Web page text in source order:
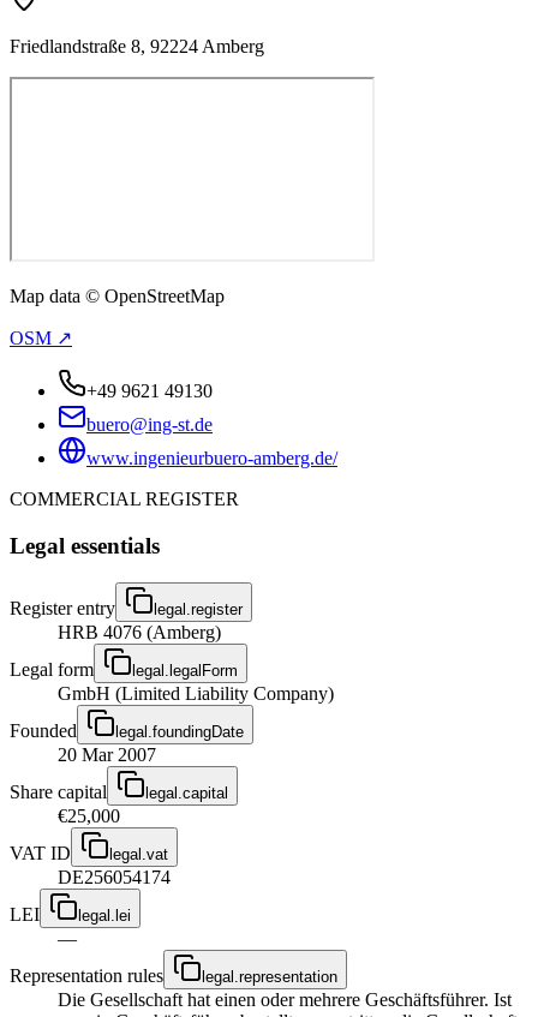
Friedlandstraße 8, 92224 Amberg
Map data © OpenStreetMap
OSM ↗
+49 9621 49130
buero@ing-st.de
www.ingenieurbuero-amberg.de/
COMMERCIAL REGISTER
Legal essentials
Register entry legal.register
HRB 4076 (Amberg)
Legal form
legal.legalForm
GmbH (Limited Liability Company)
Founded
legal.foundingDate
20 Mar 2007
Share capital
legal.capital
€25,000
VAT ID
legal.vat
DE256054174
LEI
legal.lei
—
Representation rules
legal.representation
Die Gesellschaft hat einen oder mehrere Geschäftsführer. Ist